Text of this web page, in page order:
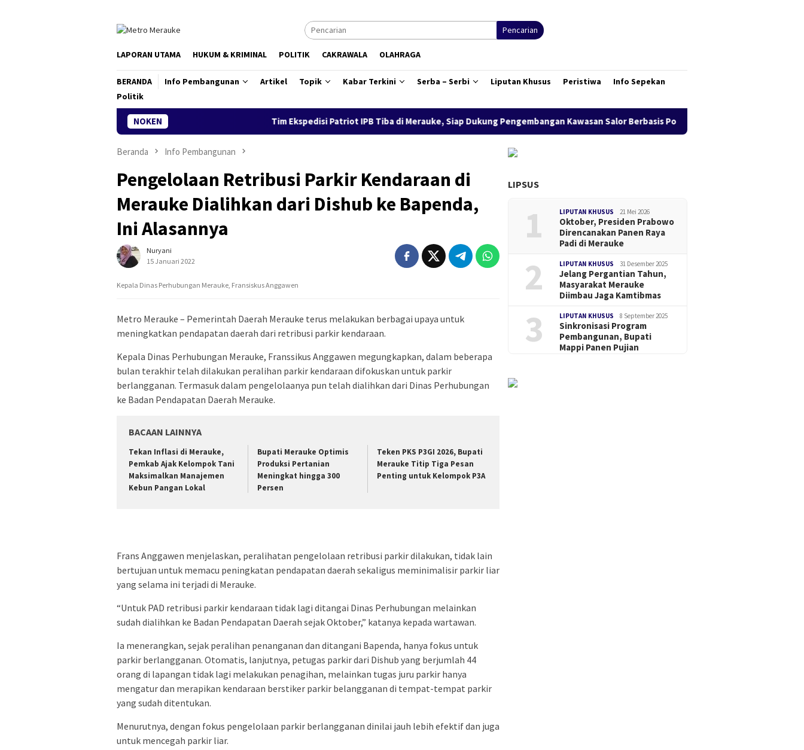
Pencarian
LAPORAN UTAMA HUKUM & KRIMINAL POLITIK CAKRAWALA OLAHRAGA
BERANDA Info Pembangunan Artikel Topik Kabar Terkini Serba – Serbi Liputan Khusus Peristiwa
Info Sepekan
Politik
NOKEN Tim Ekspedisi Patriot IPB Tiba di Merauke, Siap Dukung Pengembangan Kawasan Salor Berbasis Potensi Lokal
Beranda Info Pembangunan
Pengelolaan Retribusi Parkir Kendaraan di
Merauke Dialihkan dari Dishub ke Bapenda,
Ini Alasannya
Nuryani
15 Januari 2022
Kepala Dinas Perhubungan Merauke, Fransiskus Anggawen
Metro Merauke – Pemerintah Daerah Merauke terus melakukan berbagai upaya untuk
meningkatkan pendapatan daerah dari retribusi parkir kendaraan.
Kepala Dinas Perhubungan Merauke, Franssikus Anggawen megungkapkan, dalam beberapa
bulan terakhir telah dilakukan peralihan parkir kendaraan difokuskan untuk parkir
berlangganan. Termasuk dalam pengelolaanya pun telah dialihkan dari Dinas Perhubungan
ke Badan Pendapatan Daerah Merauke.
BACAAN LAINNYA
Tekan Inflasi di Merauke,
Pemkab Ajak Kelompok Tani
Maksimalkan Manajemen
Kebun Pangan Lokal
Bupati Merauke Optimis
Produksi Pertanian
Meningkat hingga 300
Persen
Teken PKS P3GI 2026, Bupati
Merauke Titip Tiga Pesan
Penting untuk Kelompok P3A
Frans Anggawen menjelaskan, peralihatan pengelolaan retribusi parkir dilakukan, tidak lain
bertujuan untuk memacu peningkatan pendapatan daerah sekaligus meminimalisir parkir liar
yang selama ini terjadi di Merauke.
“Untuk PAD retribusi parkir kendaraan tidak lagi ditangai Dinas Perhubungan melainkan
sudah dialihkan ke Badan Pendapatan Daerah sejak Oktober,” katanya kepada wartawan.
Ia menerangkan, sejak peralihan penanganan dan ditangani Bapenda, hanya fokus untuk
parkir berlangganan. Otomatis, lanjutnya, petugas parkir dari Dishub yang berjumlah 44
orang di lapangan tidak lagi melakukan penagihan, melainkan tugas juru parkir hanya
mengatur dan merapikan kendaraan berstiker parkir belangganan di tempat-tempat parkir
yang sudah ditentukan.
Menurutnya, dengan fokus pengelolaan parkir berlangganan dinilai jauh lebih efektif dan juga
untuk mencegah parkir liar.
LIPSUS
1 LIPUTAN KHUSUS 21 Mei 2026
Oktober, Presiden Prabowo
Direncanakan Panen Raya
Padi di Merauke
2 LIPUTAN KHUSUS 31 Desember 2025
Jelang Pergantian Tahun,
Masyarakat Merauke
Diimbau Jaga Kamtibmas
3 LIPUTAN KHUSUS 8 September 2025
Sinkronisasi Program
Pembangunan, Bupati
Mappi Panen Pujian